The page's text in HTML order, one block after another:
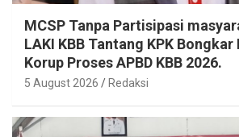
MCSP Tanpa Partisipasi
LAKI KBB Tantang KPK
Korup Proses APBD KBB 2026.
5 August 2026 Redaksi